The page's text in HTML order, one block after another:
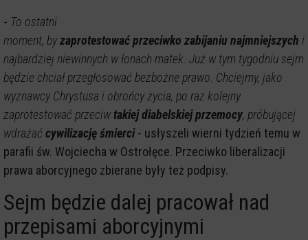
- To ostatni
moment, byzaprotestować przeciwko zabijaniu najmniejszych i
najbardziej niewinnych w łonach matek. Już w tym tygodniu sejm
będzie chciał przegłosować bezbożne prawo. Chciejmy, jako
wyznawcy Chrystusa i obrońcy życia, po raz kolejny
zaprotestować przeciw takiej diabelskiej przemocy, próbującej
wdrażać cywilizację śmierci- usłyszeli wierni tydzień temu w
parafii św. Wojciecha w Ostrołęce. Przeciwko liberalizacji
prawa aborcyjnego zbierane były też podpisy.
Sejm będzie dalej pracował nad
przepisami aborcyjnymi